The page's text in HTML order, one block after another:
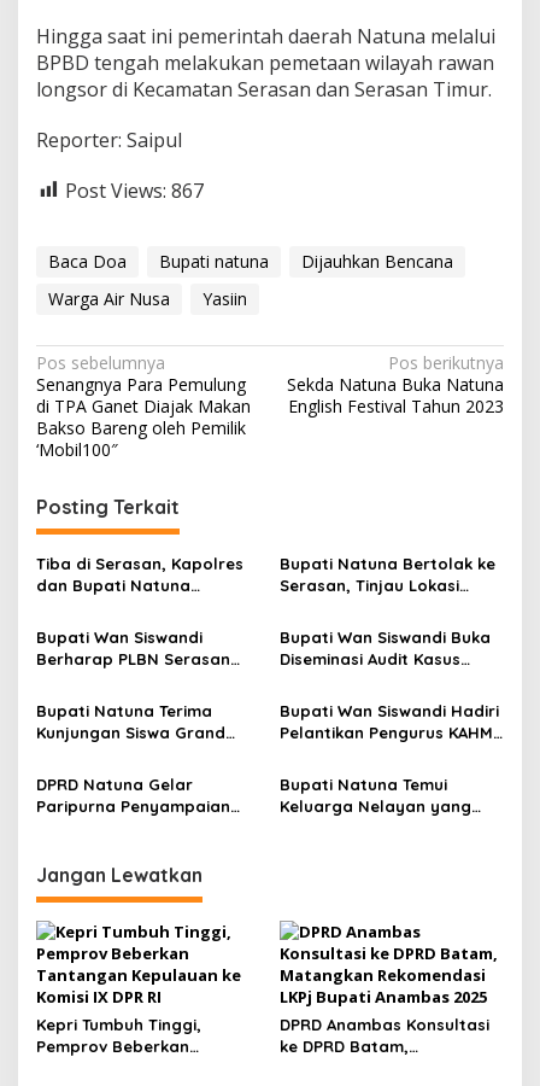
Hingga saat ini pemerintah daerah Natuna melalui
BPBD tengah melakukan pemetaan wilayah rawan
longsor di Kecamatan Serasan dan Serasan Timur.
Reporter: Saipul
Post Views: 867
Baca Doa Bupati natuna
Dijauhkan Bencana
Warga Air Nusa
Yasiin
N
a
v
g
a
s
p
o
s
Pos sebelumnya
Senangnya Para Pemulung
di TPA Ganet Diajak Makan
Bakso Bareng oleh Pemilik
‘Mobil100″
Pos berikutnya
Sekda Natuna Buka Natuna
English Festival Tahun 2023
Posting Terkait
Tiba di Serasan, Kapolres
dan Bupati Natuna
Tanah Longsor
Bupati Natuna Bertolak ke
Serasan, Tinjau Lokasi
Bupati Wan Siswandi
Berharap PLBN Serasan
Natuna
Bupati Wan Siswandi Buka
Diseminasi Audit Kasus
Bupati Natuna Terima
Kunjungan Siswa Grand
Bupati Wan Siswandi Hadiri
Pelantikan Pengurus KAHMI
DPRD Natuna Gelar
Paripurna Penyampaian
Bupati Natuna Temui
Keluarga Nelayan yang
Jangan Lewatkan
Kepri Tumbuh Tinggi,
Pemprov Beberkan
DPRD Anambas Konsultasi
ke DPRD Batam,